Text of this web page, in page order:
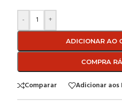
- +
ADICIONAR AO
COMPRA
Comparar Adicionar aos